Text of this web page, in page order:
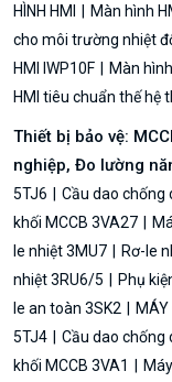
HÌNH HMI
Màn hình
cho môi trường nhiệt
HMI IWP10F
Màn
HMI tiêu chuẩn thế hệ
Thiết bị bảo vệ:
nghiệp, Đo lường
5TJ6
Cầu dao chống
khối MCCB 3VA27
le nhiệt 3MU7
Rơ-le
nhiệt 3RU6/5
Phụ
le an toàn 3SK2
MÁY
5TJ4
Cầu dao chống
khối MCCB 3VA1